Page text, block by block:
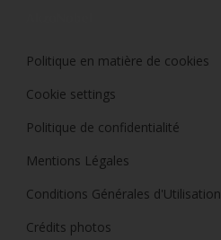
Politique en matière de cookies
Cookie settings
Politique de confidentialité
Mentions Légales
Conditions Générales d'Utilisation
Crédits photos